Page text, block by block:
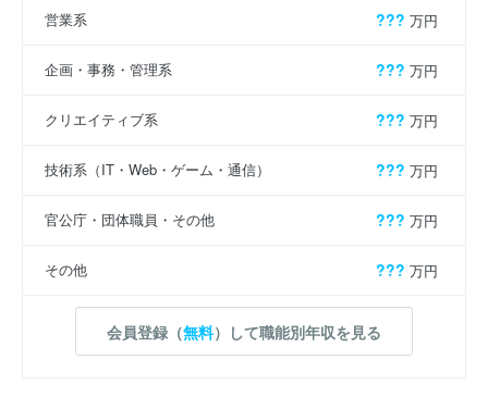
営業系 ??? 万円
企画・事務・管理系 ??? 万円
クリエイティブ系 ??? 万円
技術系（IT・Web・ゲーム・通信） ??? 万円
官公庁・団体職員・その他 ??? 万円
その他 ??? 万円
会員登録（無料）して職能別年収を見る